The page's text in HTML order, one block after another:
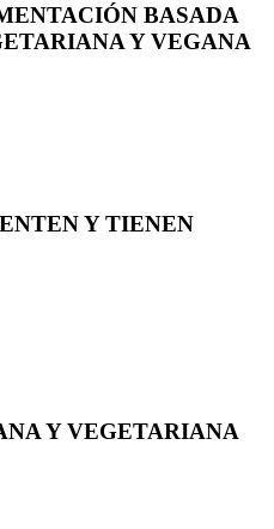
BASADA
Y VEGANA
Y TIENEN
Y VEGETARIANA